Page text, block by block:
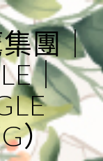
團｜
｜
）